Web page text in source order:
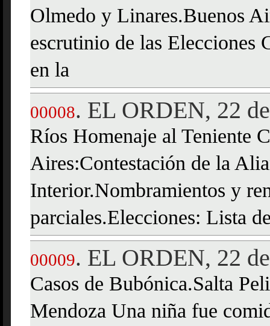
Olmedo y Linares.Buenos
escrutinio de las Elecciones
en la
00008. EL ORDEN, 22
Ríos Homenaje al Teniente
Aires:Contestación de la
Interior.Nombramientos y
parciales.Elecciones: Lista
00009. EL ORDEN, 22
Casos de Bubónica.Salta
Mendoza Una niña fue